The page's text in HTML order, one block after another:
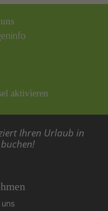
aktivieren
Ihren Urlaub in